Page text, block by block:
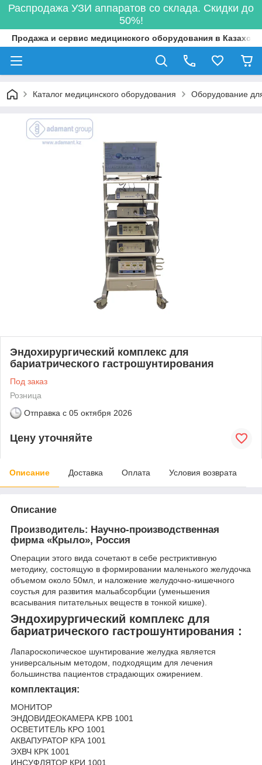
Распродажа УЗИ аппаратов со склада. Скидки до
50%!
Продажа и сервис медицинского оборудования в
Каталог медицинского оборудования Оборудование
Эндохирургический комплекс для
бариатрического гастрошунтирования
Под заказ
Розница
Отправка с 05 октября 2026
Цену уточняйте
Описание Доставка Оплата Условия возврата
Описание
Производитель: Научно-производственная
фирма «Крыло», Россия
Операции этого вида сочетают в себе рестриктивную
методику, состоящую в формировании маленького желудочка
объемом около 50мл, и наложение желудочно-кишечного
соустья для развития мальабсорбции (уменьшения
всасывания питательных веществ в тонкой кишке).
Эндохирургический комплекс для
бариатрического гастрошунтирования :
Лапароскопическое шунтирование желудка является
универсальным методом, подходящим для лечения
большинства пациентов страдающих ожирением.
комплектация:
МОНИТОР
ЭНДОВИДЕОКАМЕРА KPВ 1001
ОСВЕТИТЕЛЬ КРО 1001
АКВАПУРАТОР КРА 1001
ЭХВЧ КРК 1001
ИНСУФЛЯТОР КРИ 1001